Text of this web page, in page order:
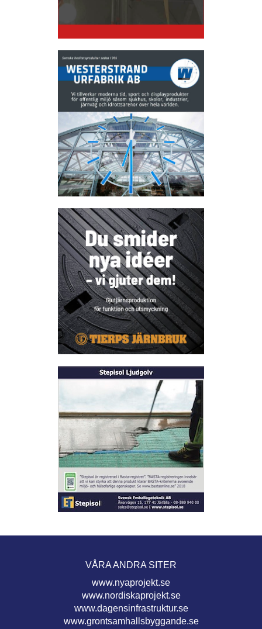
VÅRA ANDRA SITER
www.nyaprojekt.se
www.nordiskaprojekt.se
www.dagensinfrastruktur.se
www.grontsamhallsbyggande.se